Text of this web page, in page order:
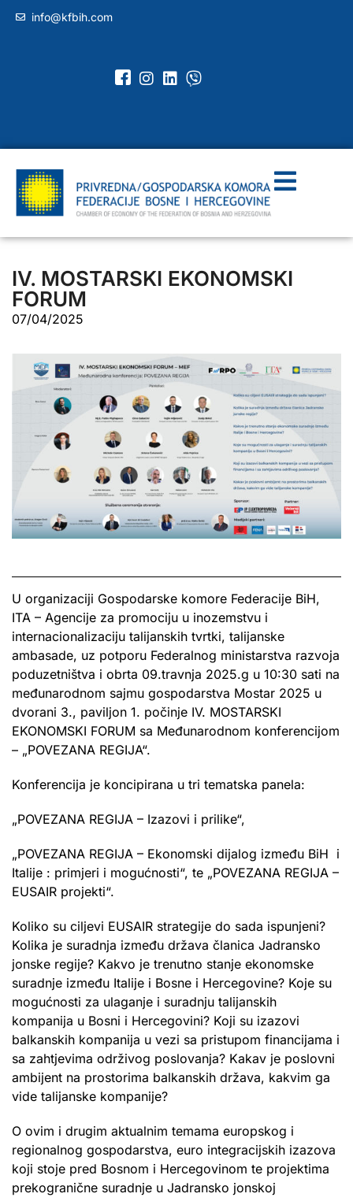
info@kfbih.com
IV. MOSTARSKI EKONOMSKI
FORUM
07/04/2025
U organizaciji Gospodarske komore Federacije BiH,
ITA – Agencije za promociju u inozemstvu i
internacionalizaciju talijanskih tvrtki, talijanske
ambasade, uz potporu Federalnog ministarstva razvoja
poduzetništva i obrta 09.travnja 2025.g u 10:30 sati na
međunarodnom sajmu gospodarstva Mostar 2025 u
dvorani 3., paviljon 1. počinje IV. MOSTARSKI
EKONOMSKI FORUM sa Međunarodnom konferencijom
– „POVEZANA REGIJA“.
Konferencija je koncipirana u tri tematska panela:
„POVEZANA REGIJA – Izazovi i prilike“,
„POVEZANA REGIJA – Ekonomski dijalog između BiH i
Italije : primjeri i mogućnosti“, te „POVEZANA REGIJA –
EUSAIR projekti“.
Koliko su ciljevi EUSAIR strategije do sada ispunjeni?
Kolika je suradnja između država članica Jadransko
jonske regije? Kakvo je trenutno stanje ekonomske
suradnje između Italije i Bosne i Hercegovine? Koje su
mogućnosti za ulaganje i suradnju talijanskih
kompanija u Bosni i Hercegovini? Koji su izazovi
balkanskih kompanija u vezi sa pristupom financijama i
sa zahtjevima održivog poslovanja? Kakav je poslovni
ambijent na prostorima balkanskih država, kakvim ga
vide talijanske kompanije?
O ovim i drugim aktualnim temama europskog i
regionalnog gospodarstva, euro integracijskih izazova
koji stoje pred Bosnom i Hercegovinom te projektima
prekogranične suradnje u Jadransko jonskoj